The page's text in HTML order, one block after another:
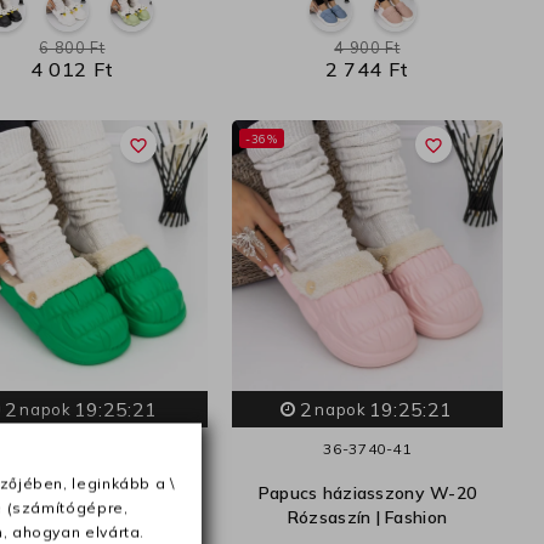
4 012 Ft
6 800 Ft
2 744 Ft
4 900 Ft
favorite_border
2 napok 19:25:20
háziasszony W-20 Zöld
| Fashion
favorite_border
-36%
2 napok 19:25:20
36-37 40-41
Papucs háziasszony W-20
Rózsaszín | Fashion
leginkább a \
(számítógépre,
ahogyan elvárta.